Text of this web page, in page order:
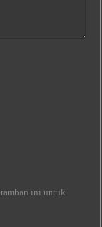
ini untuk